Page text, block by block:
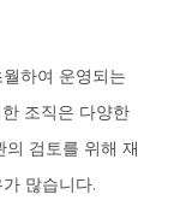
하여 운영되는
조직은 다양한
검토를 위해 재
많습니다.